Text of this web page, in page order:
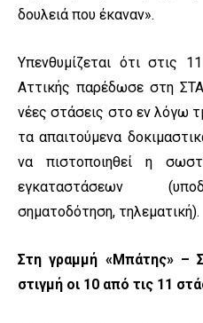
δουλειά που έκαναν».
Υπενθυμίζεται ότι στις
Αττικής παρέδωσε στη
νέες στάσεις στο εν λόγω
τα απαιτούμενα
να πιστοποιηθεί η
εγκαταστάσεων
σηματοδότηση, τηλεματική).
Στη γραμμή «Μπάτης» –
στιγμή οι 10 από τις 11